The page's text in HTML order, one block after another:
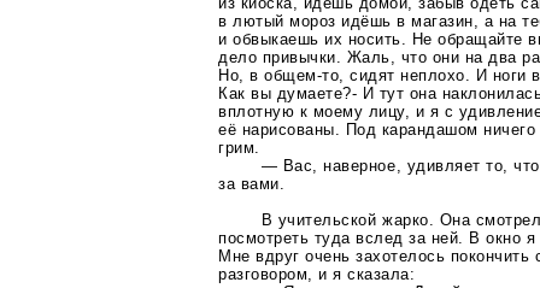
в лютый мороз идёшь в магазин, а на
и обвыкаешь их носить. Не обращайте
дело привычки. Жаль, что они на два
Но, вобщем-то , сидят неплохо. И
Как вы думаете?- И тут она
вплотную к моему лицу, и я с
её нарисованы. Под карандашом ничего
грим.
— Вас, наверное, удивляет то,
за вами.
В учительской жарко. Она
посмотреть туда вслед за ней. В окно
Мне вдруг очень захотелось
разговором, и я сказала: